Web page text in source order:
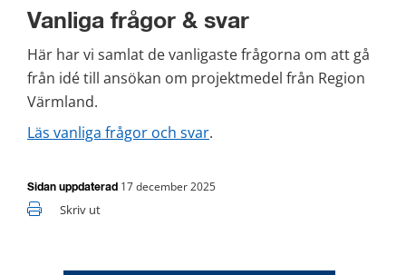
Vanliga frågor & svar
Här har vi samlat de vanligaste frågorna om att gå
från idé till ansökan om projektmedel från Region
Värmland.
Läs vanliga frågor och svar.
Sidan uppdaterad 17 december 2025
Skriv ut